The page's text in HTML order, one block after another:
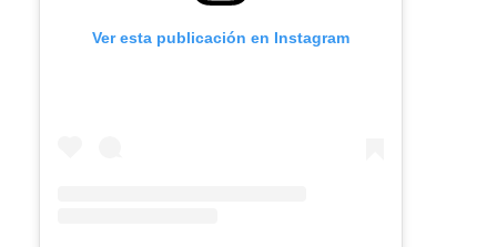
Ver esta publicación en Instagram